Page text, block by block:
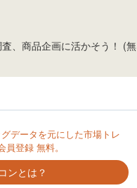
、商品企画に活かそう！ (無
データを元にした市場トレ
登録 無料。
ンとは？